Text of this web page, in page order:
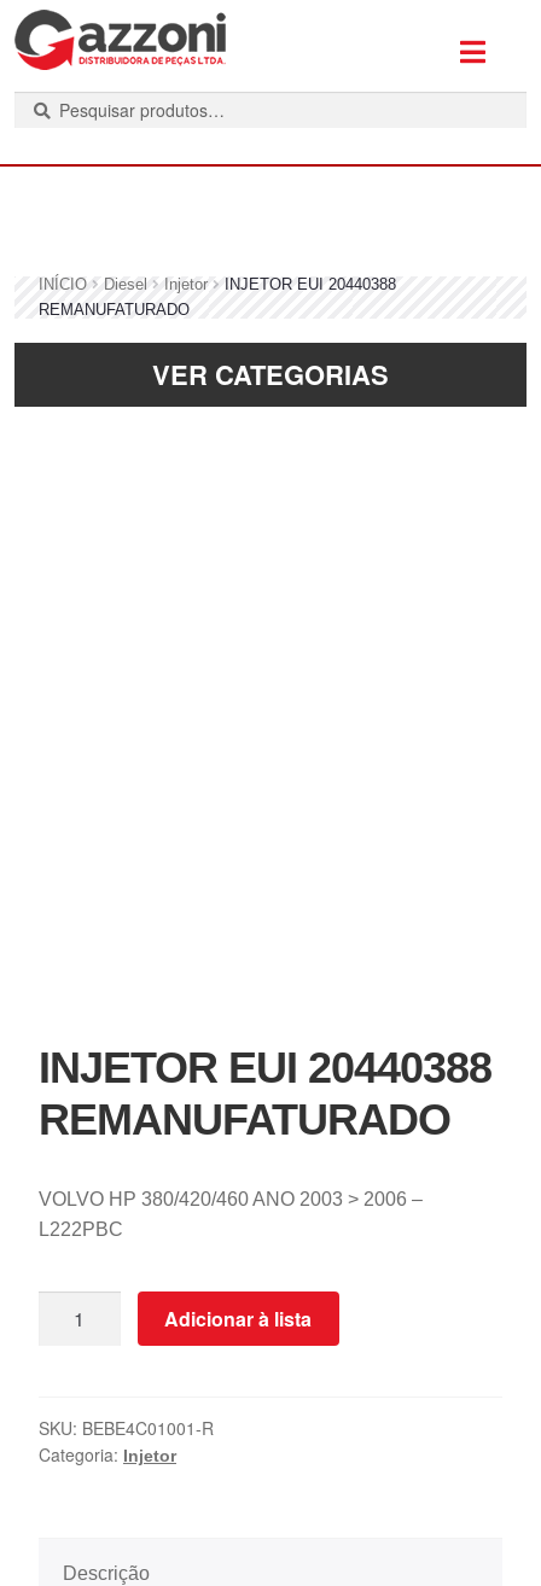
INÍCIO Diesel Injetor
INJETOR EUI 20440388
REMANUFATURADO
VER CATEGORIAS
INJETOR EUI 20440388
REMANUFATURADO
VOLVO HP 380/420/460 ANO 2003 > 2006 –
L222PBC
Adicionar à lista
SKU: BEBE4C01001-R
Categoria: Injetor
Descrição